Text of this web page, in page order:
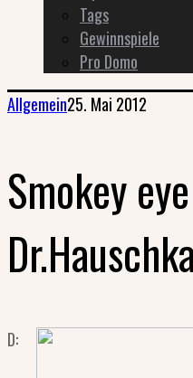
Tags
Gewinnspiele
Pro Domo
Allgemein25. Mai 2012
Smokey
D: